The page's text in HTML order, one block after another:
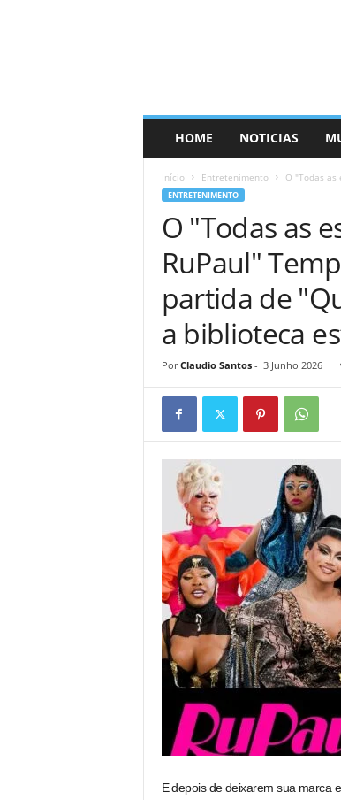
HOME NOTICIAS
Início Entretenimento O "Todas as
ENTRETENIMENTO
O "Todas as
RuPaul"
partida de
a biblioteca
Por Claudio Santos- 3 Junho 2026
E depois de deixarem sua marca